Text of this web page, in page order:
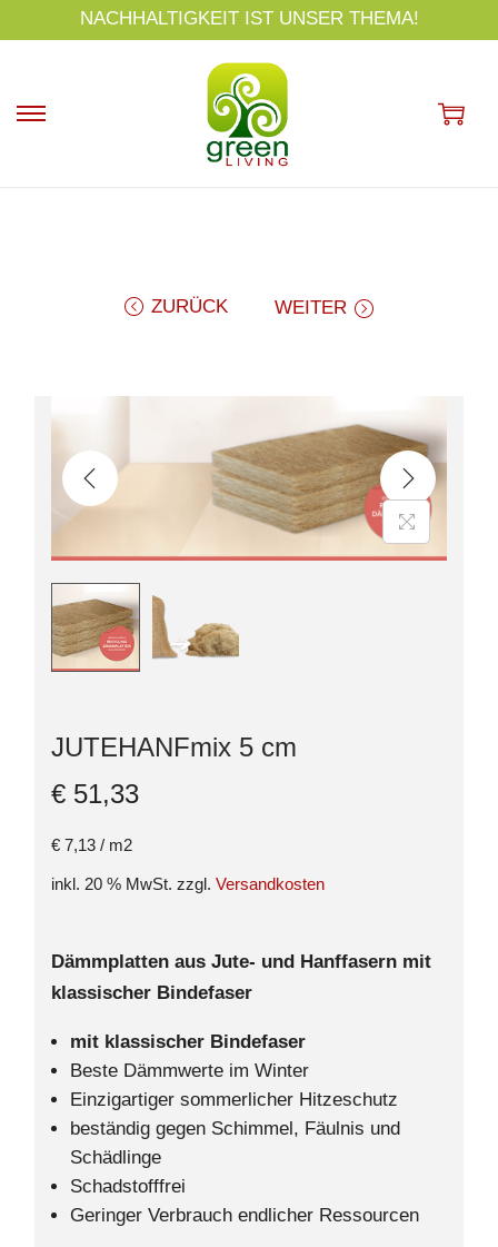
p
NACHHALTIGKEIT IST UNSER THEMA!
ZURÜCK WEITER
JUTEHANFmix 5 cm
€ 51,33
€ 7,13 / m2
inkl. 20 % MwSt. zzgl. Versandkosten
Dämmplatten aus Jute- und Hanffasern mit
klassischer Bindefaser
mit klassischer Bindefaser
Beste Dämmwerte im Winter
Einzigartiger sommerlicher Hitzeschutz
beständig gegen Schimmel, Fäulnis und
Schädlinge
Schadstofffrei
Geringer Verbrauch endlicher Ressourcen